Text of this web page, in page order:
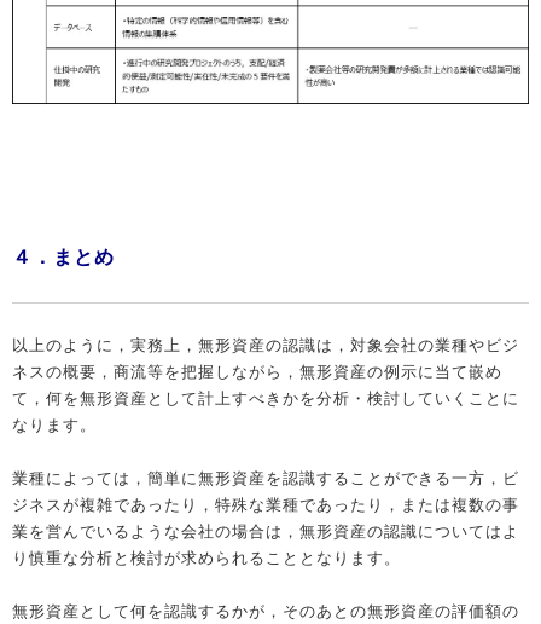
４．まとめ
以上のように，実務上，無形資産の認識は，対象会社の業種やビジ
ネスの概要，商流等を把握しながら，無形資産の例示に当て嵌め
て，何を無形資産として計上すべきかを分析・検討していくことに
なります。
業種によっては，簡単に無形資産を認識することができる一方，ビ
ジネスが複雑であったり，特殊な業種であったり，または複数の事
業を営んでいるような会社の場合は，無形資産の認識についてはよ
り慎重な分析と検討が求められることとなります。
無形資産として何を認識するかが，そのあとの無形資産の評価額の